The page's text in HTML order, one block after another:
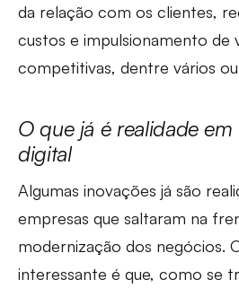
da relação com os clientes,
custos e impulsionamento de
competitivas, dentre vários
O que já é realidade
digital
Algumas inovações já são
empresas que saltaram na
modernização dos negócios.
interessante é que, como se